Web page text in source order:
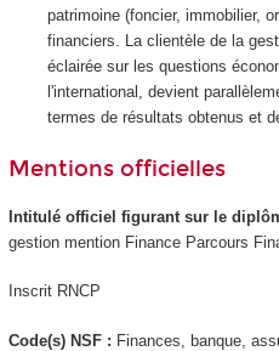
patrimoine (foncier, immobilier,
financiers. La clientèle de la
éclairée sur les questions
l'international, devient
termes de résultats obtenus et
Mentions officielles
Intitulé officiel figurant sur le
gestion mention Finance Parcours
Inscrit RNCP
Code(s) NSF : Finances, banque,